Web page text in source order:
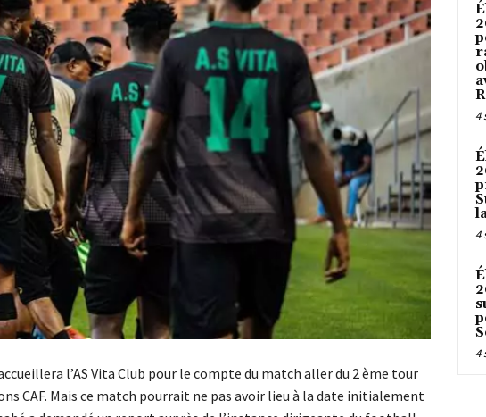
l’AS Vita Club pour le compte du match aller du 2 ème tour
CAF. Mais ce match pourrait ne pas avoir lieu à la date initialement
4
4
4